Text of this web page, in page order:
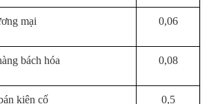
mại 0,06
bách hóa 0,08
kiên cố 0,5